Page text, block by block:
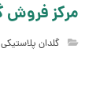
مرکز فروش
گلدان پلاستیکی